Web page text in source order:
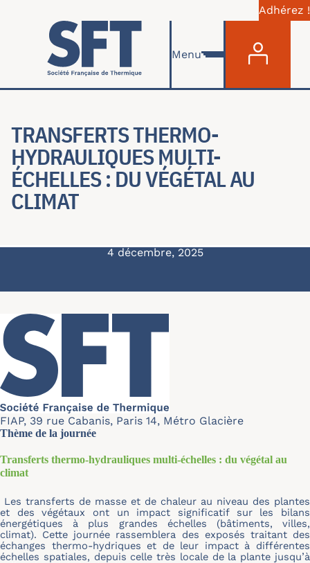
Aller au contenu principal
Adhérez !
Menu
TRANSFERTS THERMO-
HYDRAULIQUES MULTI-
ÉCHELLES : DU VÉGÉTAL AU
CLIMAT
4 décembre, 2025
FIAP, 39 rue Cabanis, Paris 14, Métro Glacière
Thème de la journée
Transferts thermo-hydrauliques multi-échelles : du végétal au
climat
Les transferts de masse et de chaleur au niveau des plantes
et des végétaux ont un impact significatif sur les bilans
énergétiques à plus grandes échelles (bâtiments, villes,
climat). Cette journée rassemblera des exposés traitant des
échanges thermo-hydriques et de leur impact à différentes
échelles spatiales, depuis celle très locale de la plante jusqu’à